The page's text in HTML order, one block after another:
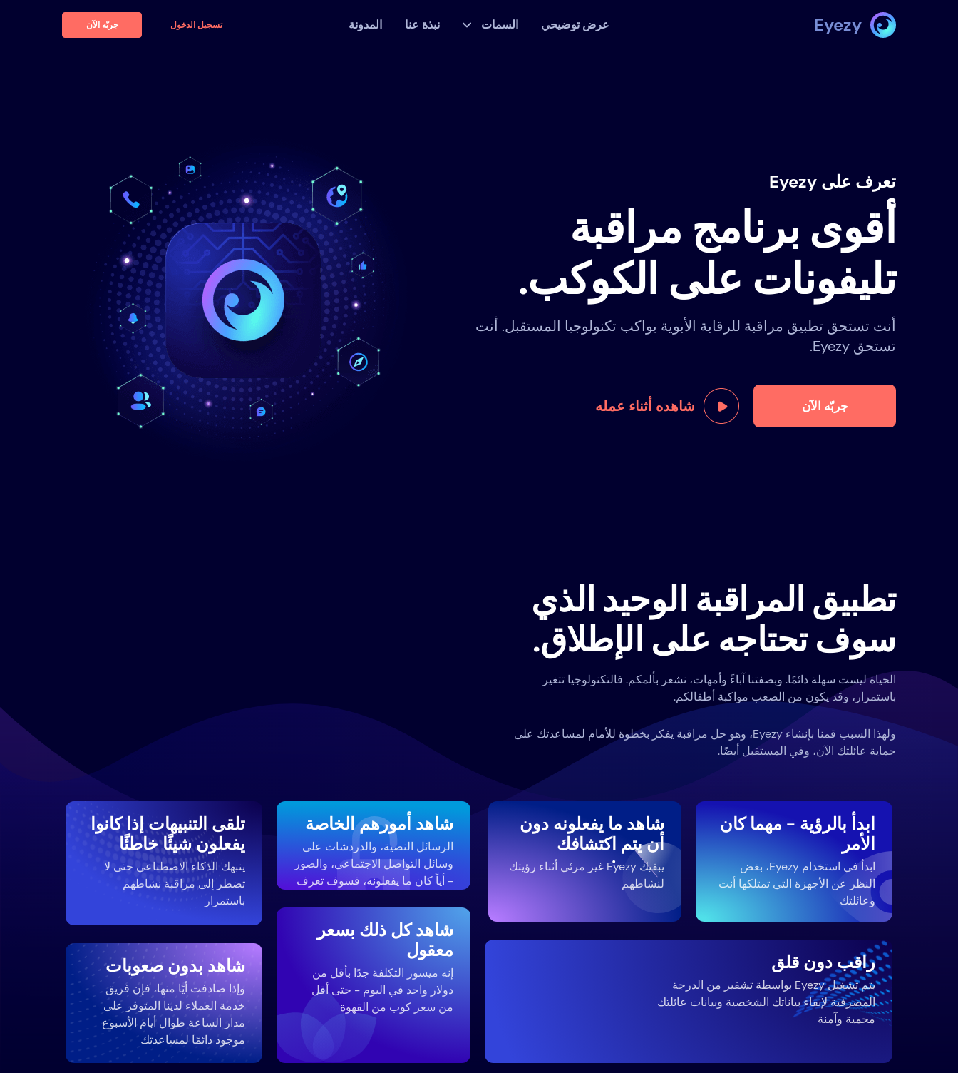
Eyezy عرض توضيحي السمات نبذة عنا المدونة تسجيل الدخول جربّه الآن
تعرف على Eyezy
أقوى برنامج مراقبة
تليفونات على الكوكب.
أنت تستحق تطبيق مراقبة للرقابة الأبوية يواكب تكنولوجيا المستقبل. أنت
تستحق Eyezy.
جربّه الآن شاهده أثناء عمله
تطبيق المراقبة الوحيد الذي
سوف تحتاجه على الإطلاق.
الحياة ليست سهلة دائمًا. وبصفتنا آباءً وأمهات، نشعر بألمكم. فالتكنولوجيا تتغير
باستمرار، وقد يكون من الصعب مواكبة أطفالكم.
ولهذا السبب قمنا بإنشاء Eyezy، وهو حل مراقبة يفكر بخطوة للأمام لمساعدتك على
حماية عائلتك الآن، وفي المستقبل أيضًا.
ابدأ بالرؤية - مهما كان
الأمر
ابدأ في استخدام Eyezy، بغض
النظر عن الأجهزة التي تمتلكها أنت
وعائلتك
شاهد ما يفعلونه دون
أن يتم اكتشافك
يبقيك Eyezy غير مرئي أثناء رؤيتك
لنشاطهم
راقب دون قلق
يتم تشغيل Eyezy بواسطة تشفير من الدرجة
المصرفية لإبقاء بياناتك الشخصية وبيانات عائلتك
محمية وآمنة
شاهد أمورهم الخاصة
الرسائل النصية، والدردشات على
وسائل التواصل الاجتماعي، والصور
- أياً كان ما يفعلونه، فسوف تعرف
شاهد كل ذلك بسعر
معقول
إنه ميسور التكلفة جدًا بأقل من
دولار واحد في اليوم - حتى أقل
من سعر كوب من القهوة
تلقى التنبيهات إذا كانوا
يفعلون شيئًا خاطئًا
ينبهك الذكاء الاصطناعي حتى لا
تضطر إلى مراقبة نشاطهم
باستمرار
شاهد بدون صعوبات
وإذا صادفت أيًا منها، فإن فريق
خدمة العملاء لدينا المتوفر على
مدار الساعة طوال أيام الأسبوع
موجود دائمًا لمساعدتك